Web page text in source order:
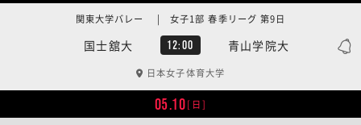
国士舘大 12:00 青山学院大
関東大学バレー | 女子1部 春季リーグ 第9日
日本女子体育大学
05.10[日]